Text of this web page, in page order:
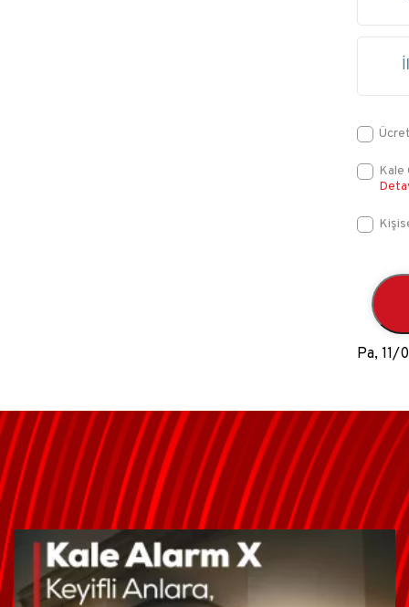
Kale
Pa, 11/